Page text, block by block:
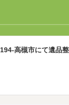
高槻市にて遺品